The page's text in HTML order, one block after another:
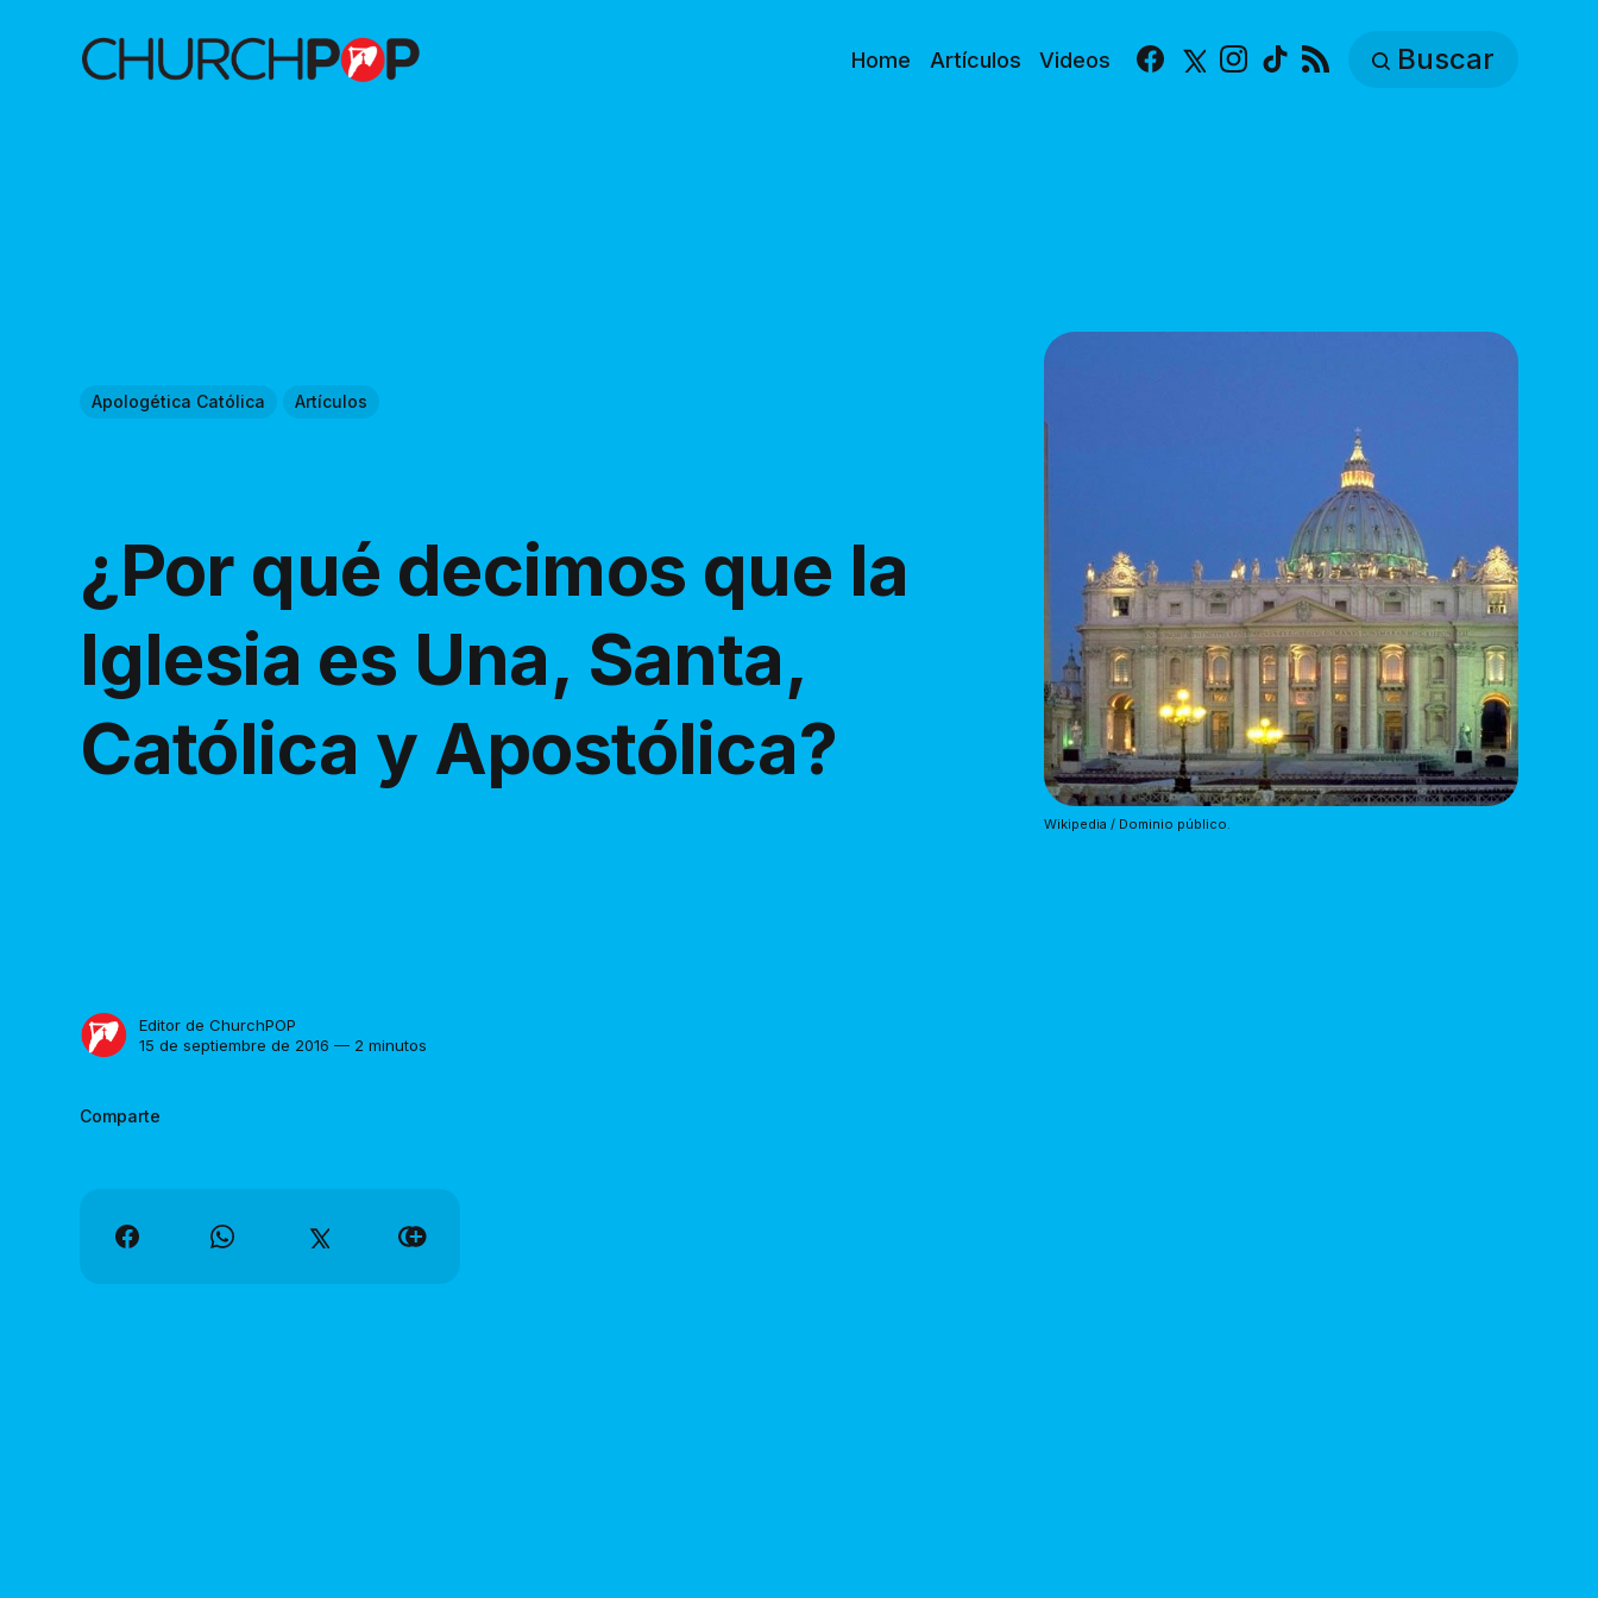
Home Artículos Videos Facebook
X Instagram
TikTok Buscar
Apologética Católica Artículos
¿Por qué decimos que la
Iglesia es Una, Santa,
Católica y Apostólica?
Editor de ChurchPOP
15 de septiembre de 2016 — 2 minutos
Comparte
Wikipedia / Dominio público.